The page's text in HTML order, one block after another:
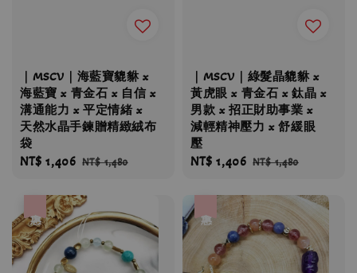
｜MSCV｜海藍寶貔貅 x
海藍寶 x 青金石 x 自信 x
溝通能力 x 平定情緒 x
天然水晶手鍊贈精緻絨布
袋
Sale
NT$ 1,406 Regular
NT$ 1,480
｜MSCV｜綠髮晶貔貅 x
黃虎眼 x 青金石 x 鈦晶 x
男款 x 招正財助事業 x
減輕精神壓力 x 舒緩眼
壓
Sale
NT$ 1,406 Regular
NT$ 1,480